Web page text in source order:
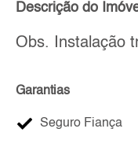
Descrição do
Obs. Instalação
Garantias
Seguro Fiança